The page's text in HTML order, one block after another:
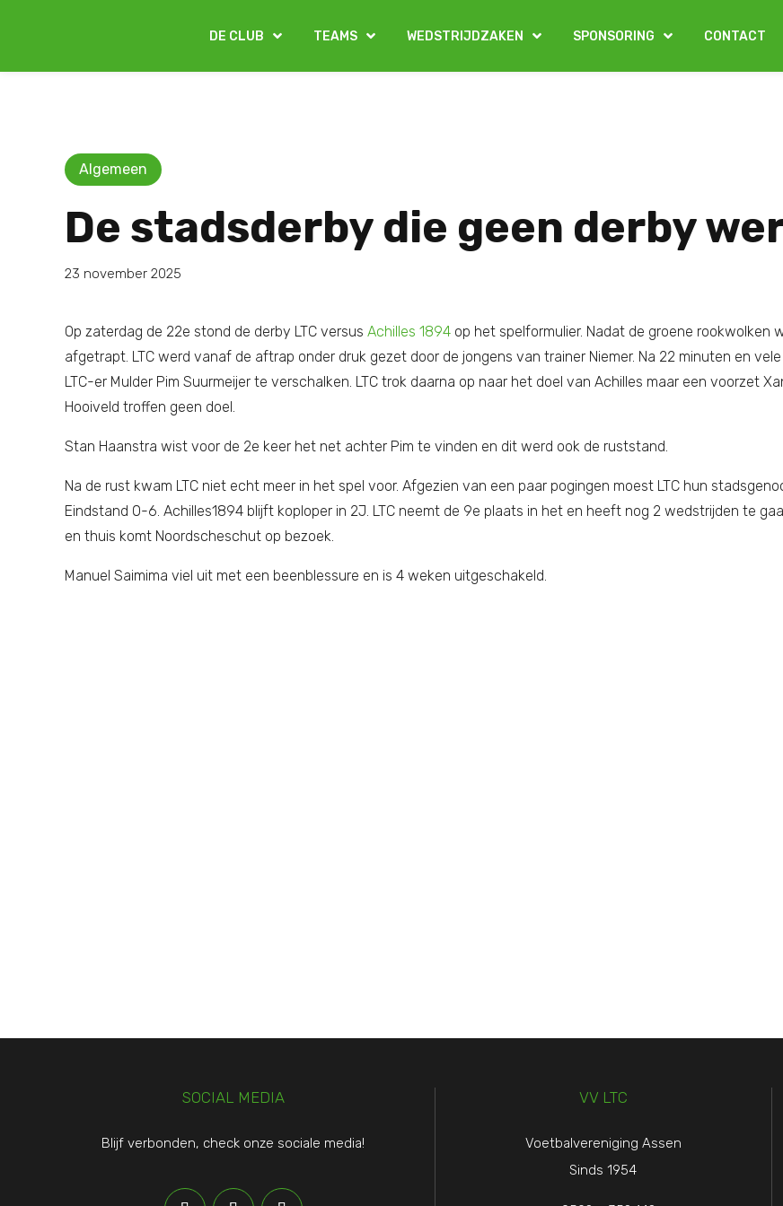
DE CLUB TEAMS WEDSTRIJDZAKEN SPONSORING CONTACT
Algemeen
De stadsderby die geen derby
23 november 2025
Op zaterdag de 22e stond de derby LTC versus Achilles 1894 op het spelformulier. Nadat de groene
afgetrapt. LTC werd vanaf de aftrap onder druk gezet door de jongens van trainer Niemer. Na 22 minuten en
LTC-er Mulder Pim Suurmeijer te verschalken. LTC trok daarna op naar het doel van Achilles maar een voorzet
Hooiveld troffen geen doel.
Stan Haanstra wist voor de 2e keer het net achter Pim te vinden en dit werd ook de ruststand.
Na de rust kwam LTC niet echt meer in het spel voor. Afgezien van een paar pogingen moest LTC hun
Eindstand 0-6. Achilles1894 blijft koploper in 2J. LTC neemt de 9e plaats in het en heeft nog 2 wedstrijden te
en thuis komt Noordscheschut op bezoek.
Manuel Saimima viel uit met een beenblessure en is 4 weken uitgeschakeld.
SOCIAL MEDIA
Blijf verbonden, check onze sociale media!
VV LTC
Voetbalvereniging Assen
Sinds 1954